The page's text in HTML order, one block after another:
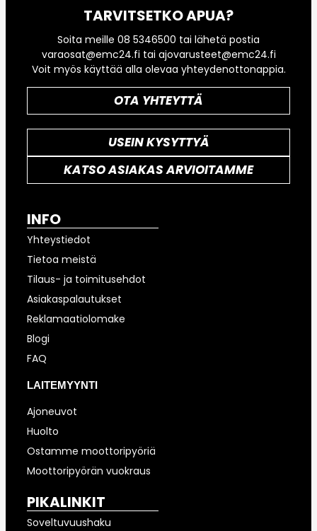
TARVITSETKO APUA?
Soita meille 08 5346500 tai lähetä postia
varaosat@emc24.fi tai ajovarusteet@emc24.fi
Voit myös käyttää alla olevaa yhteydenottonappia.
OTA YHTEYTTÄ
USEIN KYSYTTYÄ
KATSO ASIAKAS ARVIOITAMME
INFO
Yhteystiedot
Tietoa meistä
Tilaus- ja toimitusehdot
Asiakaspalautukset
Reklamaatiolomake
Blogi
FAQ
LAITEMYYNTI
Ajoneuvot
Huolto
Ostamme moottoripyöriä
Moottoripyörän vuokraus
PIKALINKIT
Soveltuvuushaku